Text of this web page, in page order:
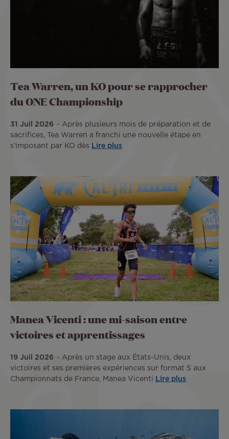
Tea Warren, un KO pour se rapprocher
du ONE Championship
31 Juil 2026
Après plusieurs mois de préparation et de
sacrifices, Tea Warren a franchi une nouvelle étape en
s’imposant par KO dès
Lire plus
Manea Vicenti : une mi-saison entre
victoires et apprentissages
19 Juil 2026
Après un stage aux États-Unis, deux
victoires et ses premières expériences sur format S aux
Championnats de France, Manea Vicenti
Lire plus